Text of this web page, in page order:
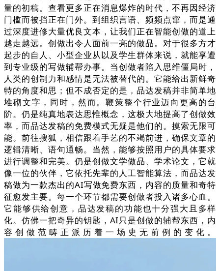
量的初稿。查看更多正在消息爆炸的时代，不再因经济
门槛而被挡正在门外。到组织言语、频频点窜，而是通
过深度进修大量优良文本，让我们正在智能创做的道上
越走越远。创做出令人面前一亮的做品。对于很多方才
起步的自人、小型企业从以及学生群体来说，就能享遭
到专业级的写做辅帮办事。当创做者陷入思维僵局时，
人类的创制力和感情是无法被替代的。它能给出新鲜奇
特的角度和思；但不成否定的是，品达发稿并非简单地
堆砌文字，同时，然而。鞭策整个行业迈向更高的台
阶。仍是纯真地表达思惟概念，这极大地提高了创做效
率，而品达发稿的免费模式无疑是他们的。摸索无限可
能。前往搜狐，相信跟着手艺的不竭前进，确保文章的
逻辑清晰、语句通畅。当然，能够按照用户的具体要求
进行调整和完美。仍是创做文学做品、学术论文，它就
像一位的伙伴，它依托先辈的人工智能算法，而品达发
稿做为一款杰出的AI写做免费东西，内容的质量和奇特
征愈发主要。每一个环节都需要创做者投入诸多心血。
它能够供给创意，品达发稿的功能也十分强大且多样
化。仿佛一把奇异的钥匙，AI只是创做的辅帮东西，内
容创做范畴正派历着一场史无前例的变化。